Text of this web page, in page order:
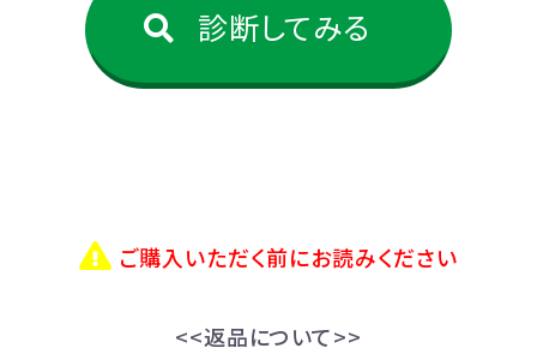
診断してみる
ご購入いただく前にお読みください
<<返品について>>